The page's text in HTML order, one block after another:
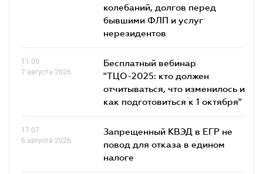
колебаний, долгов перед
бывшими ФЛП и услуг
нерезидентов
11.05
7 августа 2026
Бесплатный вебинар
"ТЦО-2025: кто должен
отчитываться, что изменилось и
как подготовиться к 1 октября"
17.07
6 августа 2026
Запрещенный КВЭД в ЕГР не
повод для отказа в едином
налоге